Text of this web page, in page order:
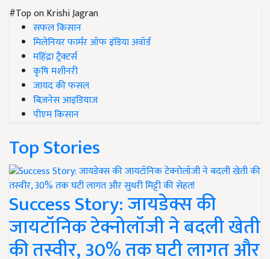
#Top on Krishi Jagran
सफल किसान
मिलेनियर फार्मर ऑफ इंडिया अवॉर्ड
महिंद्रा ट्रैक्टर्स
कृषि मशीनरी
जायद की फसल
बिज़नेस आइडियाज
पीएम किसान
Top Stories
Success Story: जायडेक्स की
जायटॉनिक टेक्नोलॉजी ने बदली खेती
की तस्वीर, 30% तक घटी लागत और